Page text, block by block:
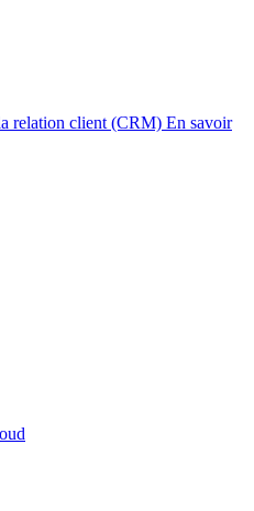
relation client (CRM) En savoir